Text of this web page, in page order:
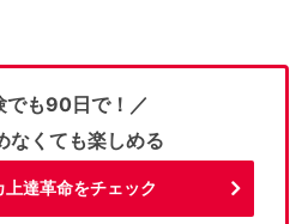
でも90日で！／
なくても楽しめる
上達革命をチェック